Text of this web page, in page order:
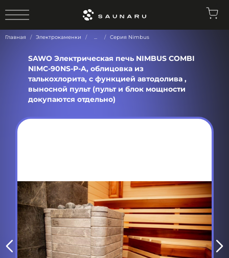
Главная Электрокаменки ... Серия Nimbus
SAWO Электрическая печь NIMBUS COMBI
NIMC-90NS-P-A, облицовка из
талькохлорита, с функцией автодолива ,
выносной пульт (пульт и блок мощности
докупаются отдельно)